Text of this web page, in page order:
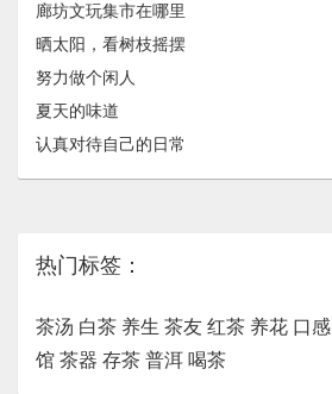
廊坊文玩集市在哪里
晒太阳，看树枝摇摆
努力做个闲人
夏天的味道
认真对待自己的日常
热门标签：
茶汤 白茶 养生 茶友 红茶 养花 口感
馆 茶器 存茶 普洱 喝茶